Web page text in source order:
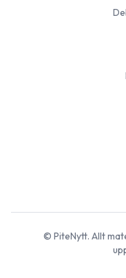
© PiteNytt. Allt